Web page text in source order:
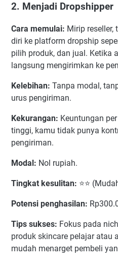
2. Menjadi Dropshipper
Cara memulai: Mirip
diri ke platform dropship
pilih produk, dan jual. Ketika
langsung mengirimkan ke
Kelebihan: Tanpa modal,
urus pengiriman.
Kekurangan: Keuntungan
tinggi, kamu tidak punya
pengiriman.
Modal: Nol rupiah.
Tingkat kesulitan: ⭐⭐
Potensi penghasilan:
Tips sukses: Fokus pada
produk skincare pelajar atau
mudah menarget pembeli